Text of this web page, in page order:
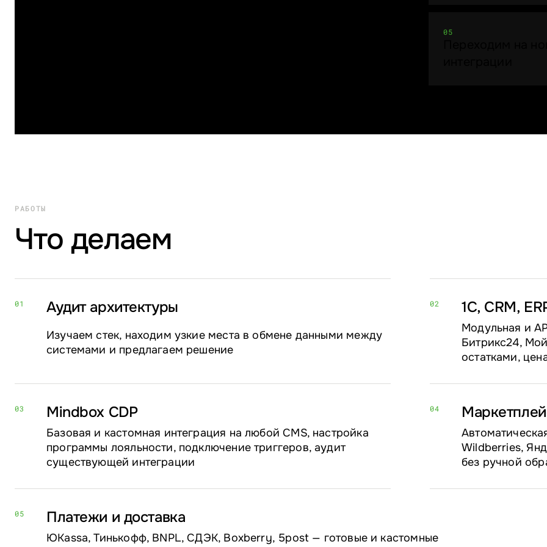
05
РАБОТЫ
Что делаем
01 Аудит архитектуры
Изучаем стек, находим узкие места в обмене данными между
системами и предлагаем решение
02 1С, CRM,
Модульная и
Битрикс24,
остатками,
03 Mindbox CDP
Базовая и кастомная интеграция на любой CMS, настройка
программы лояльности, подключение триггеров, аудит
существующей интеграции
04
Wildberries,
без ручной
05 Платежи и доставка
ЮKassa, Тинькофф, BNPL, СДЭК, Boxberry, 5post — готовые и кастомные